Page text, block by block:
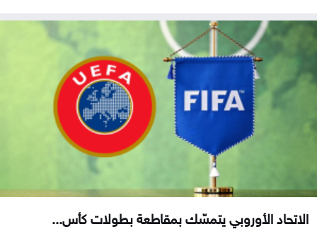
الاتحاد الأوروبي يتمسّك بمقاطعة بطولات كأس...